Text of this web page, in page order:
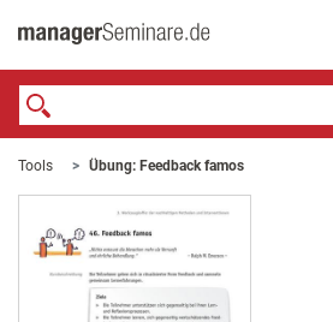
Tools Übung: Feedback famos